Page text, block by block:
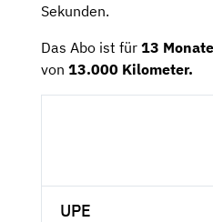
Sekunden.
Das Abo ist für 13 Monate
von 13.000 Kilometer.
UPE